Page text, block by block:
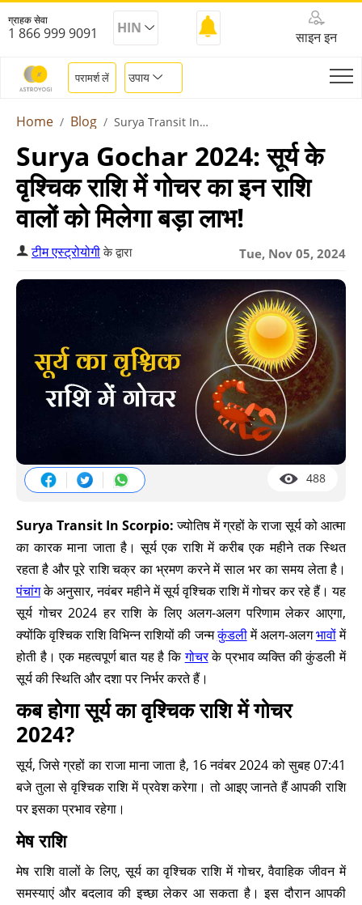
ग्राहक सेवा
1 866 999 9091 HIN
साइन इन
परामर्श लें उपाय
Home Blog Surya Transit In Scorpio November 2024
Surya Gochar 2024: सूर्य के
वृश्चिक राशि में गोचर का इन राशि
वालों को मिलेगा बड़ा लाभ!
Tue, Nov 05, 2024
टीम एस्ट्रोयोगीके द्वारा
488
Surya Transit In Scorpio:ज्योतिष में ग्रहों के राजा सूर्य को आत्मा
का कारक माना जाता है। सूर्य एक राशि में करीब एक महीने तक स्थित
रहता है और पूरे राशि चक्र का भ्रमण करने में साल भर का समय लेता है।
पंचांगके अनुसार, नवंबर महीने में सूर्य वृश्चिक राशि में गोचर कर रहे हैं। यह
सूर्य गोचर 2024 हर राशि के लिए अलग-अलग परिणाम लेकर आएगा,
क्योंकि वृश्चिक राशि विभिन्न राशियों की जन्मकुंडलीमें अलग-अलगभावोंमें
होती है। एक महत्वपूर्ण बात यह है किगोचरके प्रभाव व्यक्ति की कुंडली में
सूर्य की स्थिति और दशा पर निर्भर करते हैं।
कब होगा सूर्य का वृश्चिक राशि में गोचर
2024?
सूर्य, जिसे ग्रहों का राजा माना जाता है, 16 नवंबर 2024 को सुबह 07:41
बजे तुला से वृश्चिक राशि में प्रवेश करेगा। तो आइए जानते हैं आपकी राशि
पर इसका प्रभाव रहेगा।
मेष राशि
मेष राशि वालों के लिए, सूर्य का वृश्चिक राशि में गोचर, वैवाहिक जीवन में
समस्याएं और बदलाव की इच्छा लेकर आ सकता है। इस दौरान आपकी